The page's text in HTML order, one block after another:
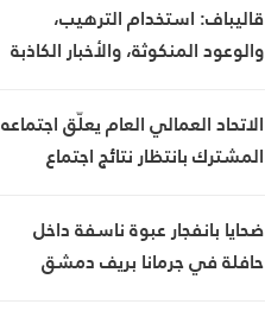
قاليباف: استخدام الترهيب،
والوعود المنكوثة، والأخبار الكاذبة
الاتحاد العمالي العام يعلّق اجتماعه
المشترك بانتظار نتائج اجتماع
ضحايا بانفجار عبوة ناسفة داخل
حافلة في جرمانا بريف دمشق